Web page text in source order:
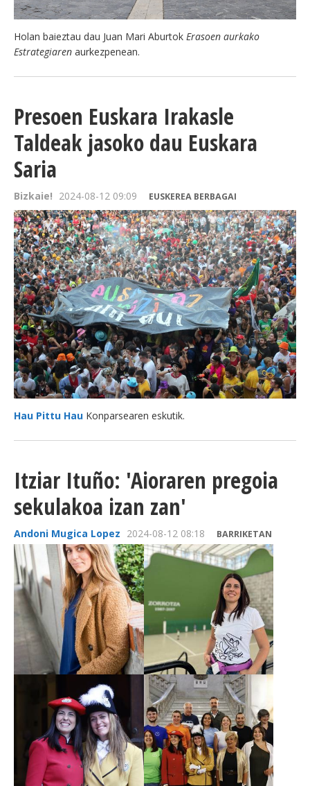
Holan baieztau dau Juan Mari Aburtok Erasoen aurkako
Estrategiaren aurkezpenean.
Presoen Euskara Irakasle
Taldeak jasoko dau Euskara
Saria
Bizkaie! 2024-08-12 09:09 EUSKEREA BERBAGAI
Hau Pittu Hau Konparsearen eskutik.
Itziar Ituño: 'Aioraren pregoia
sekulakoa izan zan'
Andoni Mugica Lopez 2024-08-12 08:18 BARRIKETAN